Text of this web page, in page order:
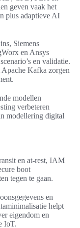
geven vaak het
plus adaptieve AI
Siemens
en Ansys
en validatie.
Kafka zorgen
modellen
verbeteren
modellering digital
en at-rest, IAM
boot
tegen te gaan.
en
helpt
eigendom en
IoT.